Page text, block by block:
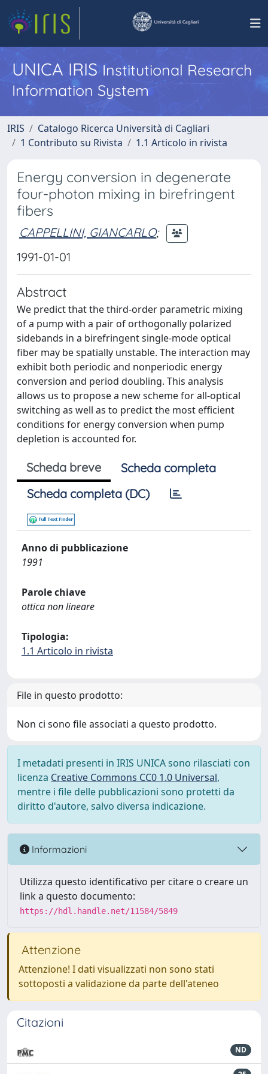
UNICA IRISInstitutional Research
Information System
IRIS
Catalogo Ricerca Università di Cagliari
1 Contributo su Rivista
1.1 Articolo in rivista
Energy conversion in degenerate
four-photon mixing in birefringent
fibers
CAPPELLINI, GIANCARLO;
1991-01-01
Abstract
We predict that the third-order parametric mixing
of a pump with a pair of orthogonally polarized
sidebands in a birefringent single-mode optical
fiber may be spatially unstable. The interaction may
exhibit both periodic and nonperiodic energy
conversion and period doubling. This analysis
allows us to propose a new scheme for all-optical
switching as well as to predict the most efficient
conditions for energy conversion when pump
depletion is accounted for.
Scheda breve
Scheda completa
Scheda completa (DC)
Anno di pubblicazione
1991
Parole chiave
ottica non lineare
Tipologia:
1.1 Articolo in rivista
File in questo prodotto:
Non ci sono file associati a questo prodotto.
I metadati presenti in IRIS UNICA sono rilasciati con
licenza Creative Commons CC0 1.0 Universal,
mentre i file delle pubblicazioni sono protetti da
diritto d'autore, salvo diversa indicazione.
Informazioni
Utilizza questo identificativo per citare o creare un
link a questo documento:
https://hdl.handle.net/11584/5849
Attenzione
Attenzione! I dati visualizzati non sono stati
sottoposti a validazione da parte dell'ateneo
Citazioni
ND